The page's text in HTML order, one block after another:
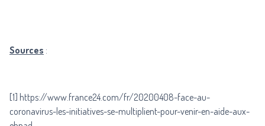
Sources :
[1] https://www.france24.com/fr/20200408-face-au-
coronavirus-les-initiatives-se-multiplient-pour-venir-en-aide-aux-